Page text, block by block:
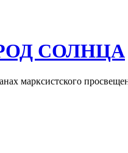
СОЛНЦА
марксистского